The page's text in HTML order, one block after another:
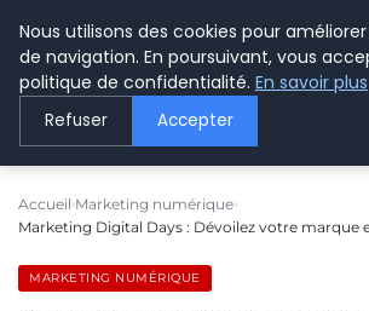
LE
Accueil Marketing numérique
Marketing Digital Days : Dévoilez votre marque
MARKETING NUMÉRIQUE
Nous utilisons des cookies pour
de navigation. En poursuivant, vous
politique de confidentialité. En savoir plus
Refuser Accepter